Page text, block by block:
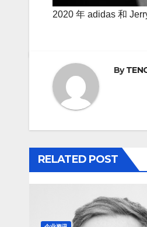
2020 年 adidas 和
By
RELATED POST